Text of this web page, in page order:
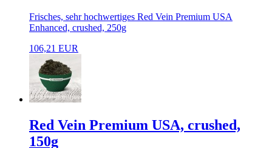
Frisches, sehr hochwertiges Red Vein Premium USA
Enhanced, crushed, 250g
106,21 EUR
Red Vein Premium USA, crushed,
150g